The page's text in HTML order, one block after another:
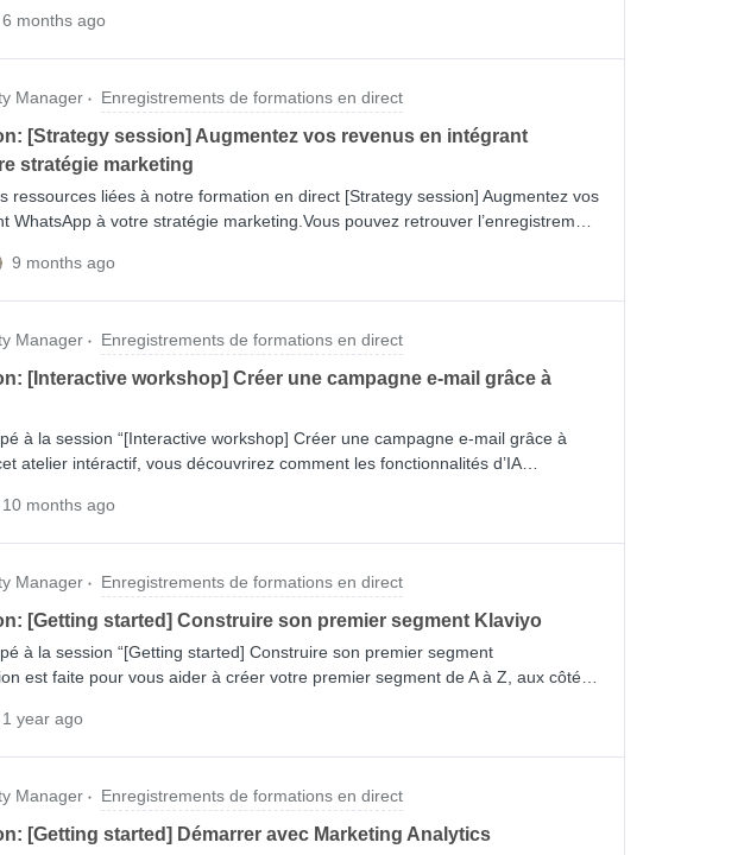
un ciblage plus pertinent. Retrouvez l’enregistrement de notre session ci-
6 months ago
Manager Enregistrements de formations en direct
[Strategy session] Augmentez vos revenus en intégrant
stratégie marketing
ressources liées à notre formation en direct [Strategy session] Augmentez vos
WhatsApp à votre stratégie marketing.Vous pouvez retrouver l’enregistrement
ces ressources :Articles du Centre d’aide :Comment obtenir un numéro de
de consentement pour WhatsApp Comment créer un modèle WhatsApp
à un flux À propos de la délivrabilité WhatsApp Comment étendre les
Comprendre la facturation WhatsApp à KlaviyoCours de l’Académie (en
for getting started with WhatsAppBesoin d’aide ?Posez vos questions ci-
notre équipe d’assistance pour tout problème tech
9 months ago
Manager Enregistrements de formations en direct
[Interactive workshop] Créer une campagne e-mail grâce à
à la session “[Interactive workshop] Créer une campagne e-mail grâce à
atelier intéractif, vous découvrirez comment les fonctionnalités d’IA
– le tout en moins de 45 minutes.Retrouvez l’enregistrement de notre
10 months ago
Manager Enregistrements de formations en direct
[Getting started] Construire son premier segment Klaviyo
à la session “[Getting started] Construire son premier segment
est faite pour vous aider à créer votre premier segment de A à Z, aux côtés
les personnes ayant récemment interagi avec votre marque pourra
une compréhension approfondie des différents éléments qui
connaissances clés sur Klaviyo vous seront précieuses à chaque fois
1 year ago
Manager Enregistrements de formations en direct
[Getting started] Démarrer avec Marketing Analytics